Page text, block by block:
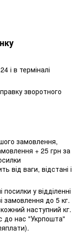
і в терміналі
зворотного
замовлення,
+ 25 грн за
від ваги, відстані і
у відділенні
замовлення до 5 кг.
наступний кг.
до нас "Укрпошта"